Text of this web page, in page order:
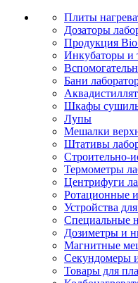
Плиты
Дозаторы
Продукция
Инкубаторы и
Бани
Шкафы
Лупы
Мешалки
Штативы
Строительно-
Термометры
Центрифуги
Ротационные
Устройства
Специальные
Дозиметры и
Магнитные
Секундомеры
Товары для